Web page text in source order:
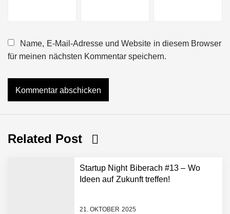
Name, E-Mail-Adresse und Website in diesem Browser
für meinen nächsten Kommentar speichern.
Related Post
Startup Night Biberach #13 – Wo
Ideen auf Zukunft treffen!
21. OKTOBER 2025